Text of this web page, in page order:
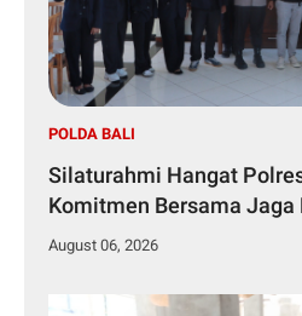
POLDA BALI
Silaturahmi Hangat
Komitmen Bersama
August 06, 2026